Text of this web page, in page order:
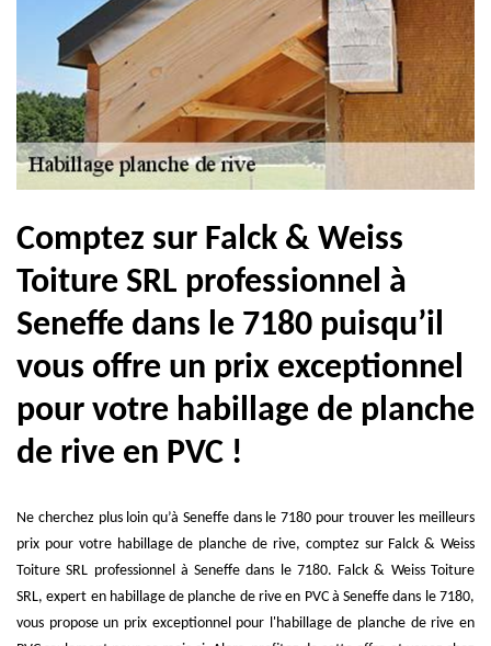
Comptez sur Falck & Weiss
Toiture SRL professionnel à
Seneffe dans le 7180 puisqu’il
vous offre un prix exceptionnel
pour votre habillage de planche
de rive en PVC !
Ne cherchez plus loin qu’à Seneffe dans le 7180 pour trouver les meilleurs
prix pour votre habillage de planche de rive, comptez sur Falck & Weiss
Toiture SRL professionnel à Seneffe dans le 7180. Falck & Weiss Toiture
SRL, expert en habillage de planche de rive en PVC à Seneffe dans le 7180,
vous propose un prix exceptionnel pour l'habillage de planche de rive en